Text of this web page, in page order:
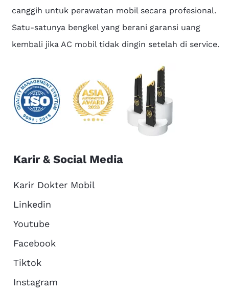
canggih untuk perawatan mobil secara profesional.
Satu-satunya bengkel yang berani garansi uang
kembali jika AC mobil tidak dingin setelah di service.
Karir & Social Media
Karir Dokter Mobil
Linkedin
Youtube
Facebook
Tiktok
Instagram